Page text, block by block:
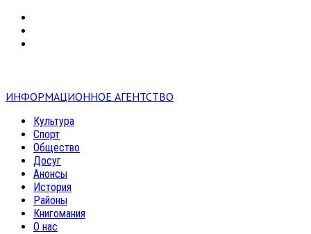
ИНФОРМАЦИОННОЕ АГЕНТСТВО
Культура
Спорт
Общество
Досуг
Анонсы
История
Районы
Книгомания
О нас